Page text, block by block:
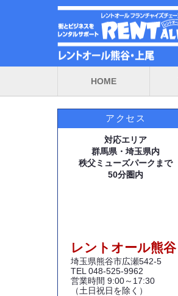
HOME
アクセス
対応エリア
群馬県・埼玉県内
秩父ミューズパークまで
50分圏内
レントオール熊谷
埼玉県熊谷市広瀬542-5
TEL 048-525-9962
営業時間 9:00～17:30
（土日祝日を除く）